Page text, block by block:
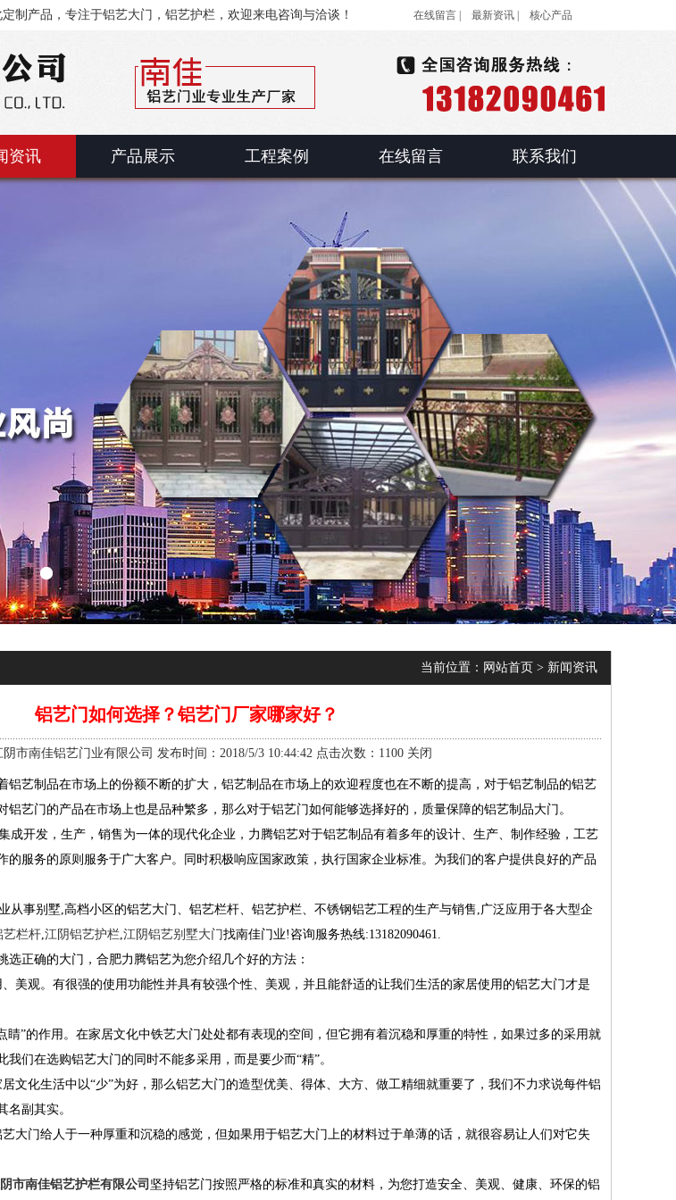
制产品，专注于铝艺大门，铝艺护栏，欢迎来电咨询与洽谈！ 在线留言 | 最新资讯 | 核心产品
资讯 产品展示 工程案例 在线留言 联系我们
当前位置： 网站首页 > 新闻资讯
铝艺门如何选择？铝艺门厂家哪家好？
市南佳铝艺门业有限公司 发布时间：2018/5/3 10:44:42 点击次数：1100 关闭
铝艺制品在市场上的份额不断的扩大，铝艺制品在市场上的欢迎程度也在不断的提高，对于铝艺制品的铝艺
艺门的产品在市场上也是品种繁多，那么对于铝艺门如何能够选择好的，质量保障的铝艺制品大门。
集成开发，生产，销售为一体的现代化企业，力腾铝艺对于铝艺制品有着多年的设计、生产、制作经验，工艺
的服务的原则服务于广大客户。同时积极响应国家政策，执行国家企业标准。为我们的客户提供良好的产品
从事别墅,高档小区的铝艺大门、铝艺栏杆、铝艺护栏、不锈钢铝艺工程的生产与销售,广泛应用于各大型企
艺栏杆,江阴铝艺护栏,江阴铝艺别墅大门找南佳门业!咨询服务热线:13182090461.
正确的大门，合肥力腾铝艺为您介绍几个好的方法：
美观。有很强的使用功能性并具有较强个性、美观，并且能舒适的让我们生活的家居使用的铝艺大门才是
睛”的作用。在家居文化中铁艺大门处处都有表现的空间，但它拥有着沉稳和厚重的特性，如果过多的采用就
们在选购铝艺大门的同时不能多采用，而是要少而“精”。
文化生活中以“少”为好，那么铝艺大门的造型优美、得体、大方、做工精细就重要了，我们不力求说每件铝
名副其实。
大门给人于一种厚重和沉稳的感觉，但如果用于铝艺大门上的材料过于单薄的话，就很容易让人们对它失
市南佳铝艺护栏有限公司 坚持铝艺门按照严格的标准和真实的材料，为您打造安全、美观、健康、环保的铝